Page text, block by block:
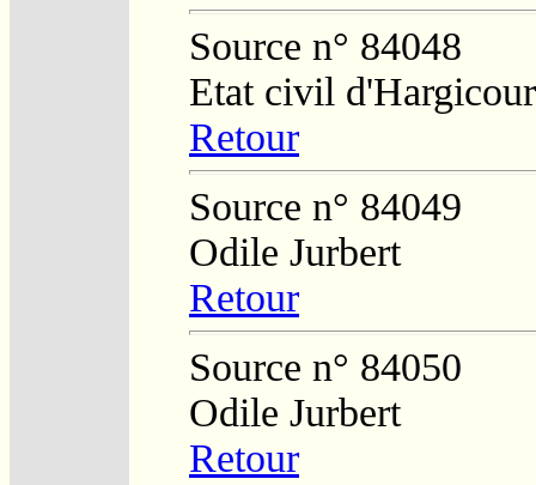
Source n° 84048
Etat civil
Retour
Source n° 84049
Odile Jurbert
Retour
Source n° 84050
Odile Jurbert
Retour